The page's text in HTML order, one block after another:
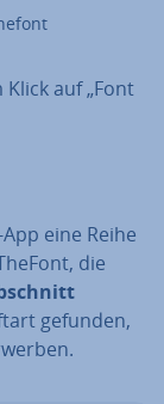
auf „Font
eine Reihe
die
gefunden,